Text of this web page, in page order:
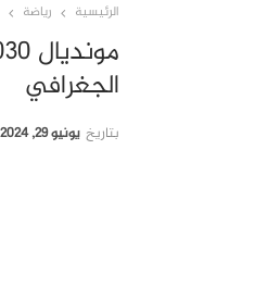
الرئيسية رياضة
الجغرافي
بتاريخ يونيو 29, 2024